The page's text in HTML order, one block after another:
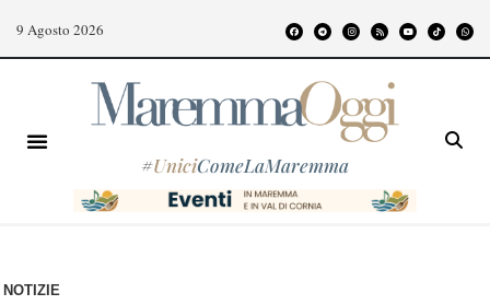
9 Agosto 2026
#UniciComeLaMaremma
NOTIZIE